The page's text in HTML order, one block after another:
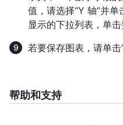
值，请选择“Y 轴”并
显示的下拉列表，单击
若要保存图表，请单击
帮助和支持